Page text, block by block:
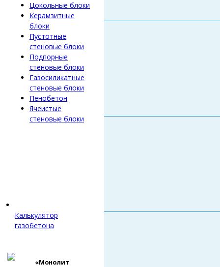
Цокольные блоки
Керамзитные
блоки
Пустотные
стеновые блоки
Подпорные
стеновые блоки
Газосиликатные
стеновые блоки
Пенобетон
Ячеистые
стеновые блоки
Калькулятор
газобетона
«Монолит